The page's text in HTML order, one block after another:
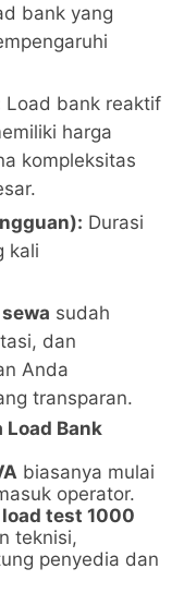
bank yang
Load bank reaktif
harga
kompleksitas
Durasi
kali
sudah
dan
Anda
transparan.
Load Bank
biasanya mulai
operator.
load test 1000
teknisi,
penyedia dan